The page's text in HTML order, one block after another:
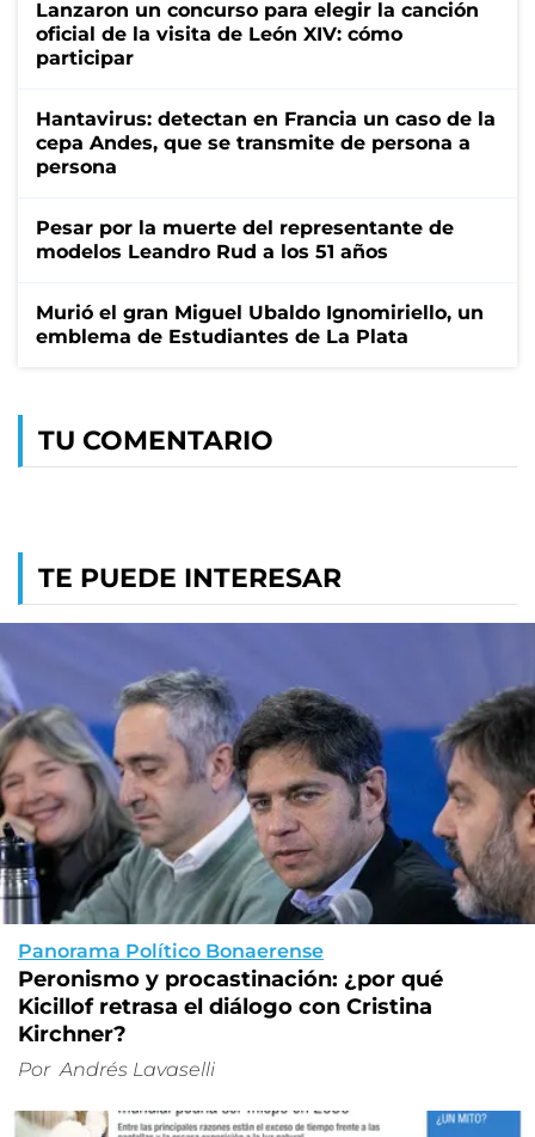
Lanzaron un concurso para elegir la canción
oficial de la visita de León XIV: cómo
participar
Hantavirus: detectan en Francia un caso de la
cepa Andes, que se transmite de persona a
persona
Pesar por la muerte del representante de
modelos Leandro Rud a los 51 años
Murió el gran Miguel Ubaldo Ignomiriello, un
emblema de Estudiantes de La Plata
TU COMENTARIO
TE PUEDE INTERESAR
Panorama Político Bonaerense
Peronismo y procastinación: ¿por qué
Kicillof retrasa el diálogo con Cristina
Kirchner?
Por Andrés Lavaselli